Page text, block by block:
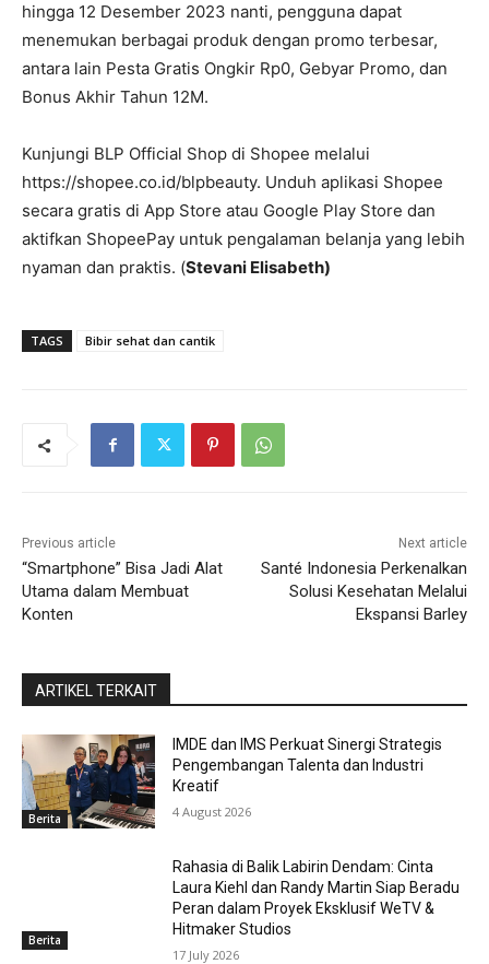
hingga 12 Desember 2023 nanti, pengguna dapat
menemukan berbagai produk dengan promo terbesar,
antara lain Pesta Gratis Ongkir Rp0, Gebyar Promo, dan
Bonus Akhir Tahun 12M.
Kunjungi BLP Official Shop di Shopee melalui
https://shopee.co.id/blpbeauty. Unduh aplikasi Shopee
secara gratis di App Store atau Google Play Store dan
aktifkan ShopeePay untuk pengalaman belanja yang lebih
nyaman dan praktis. (Stevani Elisabeth)
TAGS Bibir sehat dan cantik
Previous article
“Smartphone” Bisa Jadi Alat
Utama dalam Membuat
Konten
Next article
Santé Indonesia Perkenalkan
Solusi Kesehatan Melalui
Ekspansi Barley
ARTIKEL TERKAIT
Berita
IMDE dan IMS Perkuat Sinergi Strategis
Pengembangan Talenta dan Industri
Kreatif
4 August 2026
Berita
Rahasia di Balik Labirin Dendam: Cinta
Laura Kiehl dan Randy Martin Siap Beradu
Peran dalam Proyek Eksklusif WeTV &
Hitmaker Studios
17 July 2026